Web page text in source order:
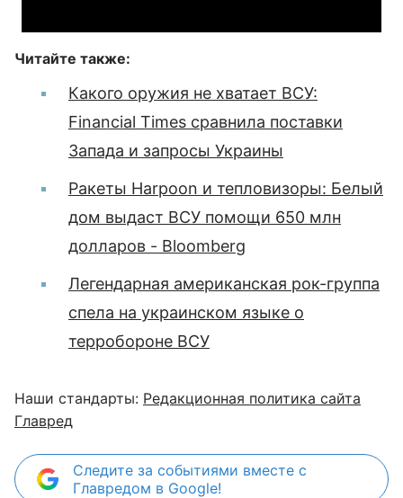
Читайте также:
Какого оружия не хватает ВСУ:
Financial Times сравнила поставки
Запада и запросы Украины
Ракеты Harpoon и тепловизоры: Белый
дом выдаст ВСУ помощи 650 млн
долларов - Bloomberg
Легендарная американская рок-группа
спела на украинском языке о
терробороне ВСУ
Наши стандарты: Редакционная политика сайта
Главред
Следите за событиями вместе с
Главредом в Google!